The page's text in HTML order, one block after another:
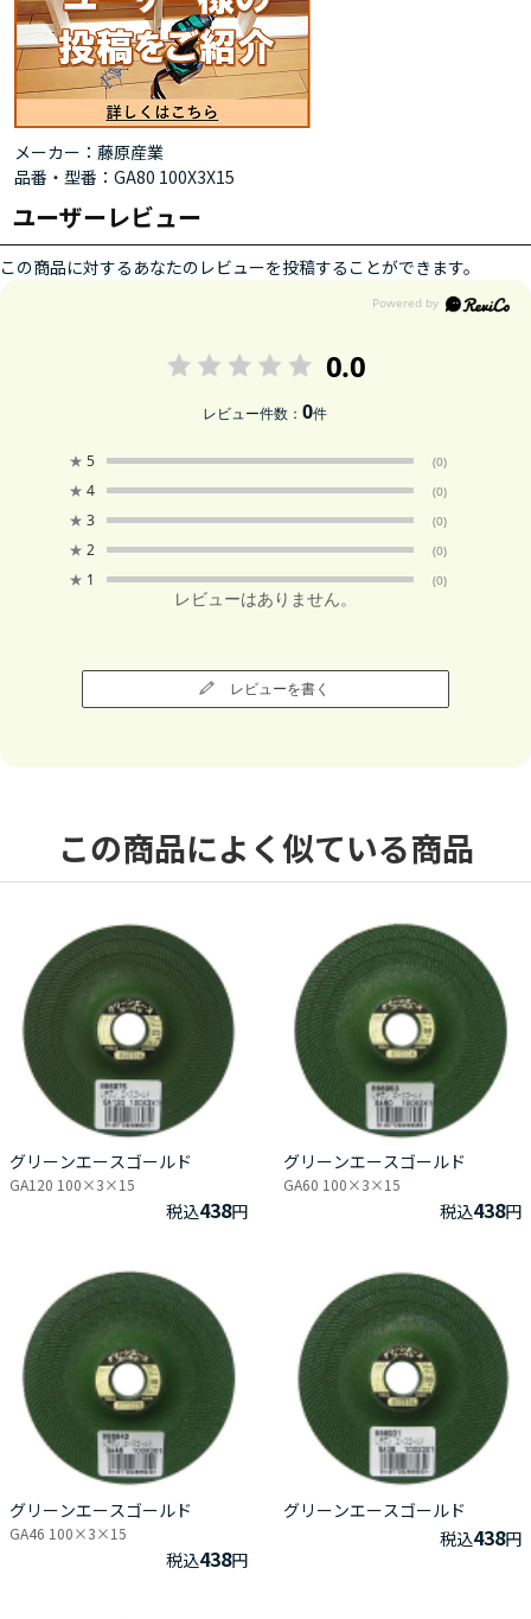
メーカー：藤原産業
品番・型番：GA80 100X3X15
ユーザーレビュー
この商品に対するあなたのレビューを投稿することができます。
0.0
レビュー件数：0件
★ 5 (0)
★ 4 (0)
★ 3 (0)
★ 2 (0)
★ 1 (0)
レビューはありません。
レビューを書く
この商品によく似ている商品
グリーンエースゴールド
GA120 100×3×15
税込438円
グリーンエースゴールド
GA60 100×3×15
税込438円
グリーンエースゴールド
GA46 100×3×15
税込438円
グリーンエースゴールド
税込438円